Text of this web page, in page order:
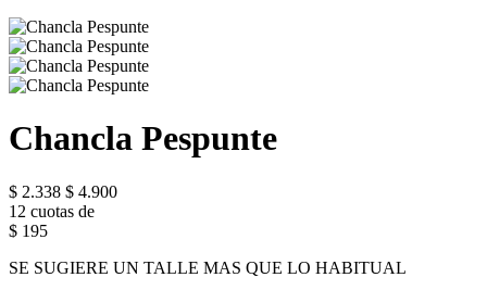
Chancla Pespunte
$ 2.338 $ 4.900
12 cuotas de
$ 195
SE SUGIERE UN TALLE MAS QUE LO HABITUAL